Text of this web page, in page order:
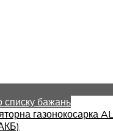
списку бажань